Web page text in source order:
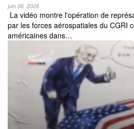
juin 06, 2026
La vidéo montre l'opération de
par les forces aérospatiales du CGRI
américaines dans…